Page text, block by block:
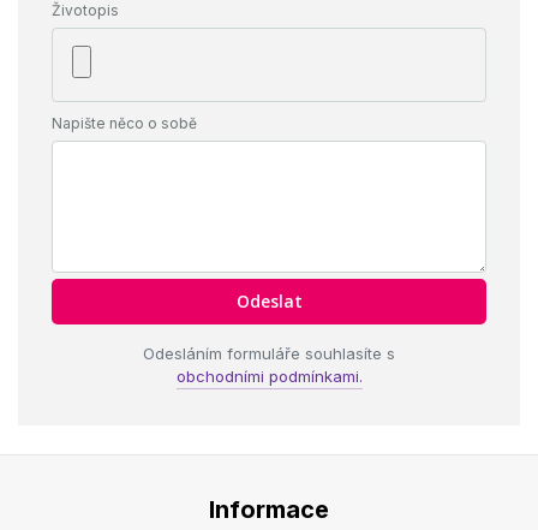
Životopis
Napište něco o sobě
Odesláním formuláře souhlasíte s
obchodními podmínkami.
Informace